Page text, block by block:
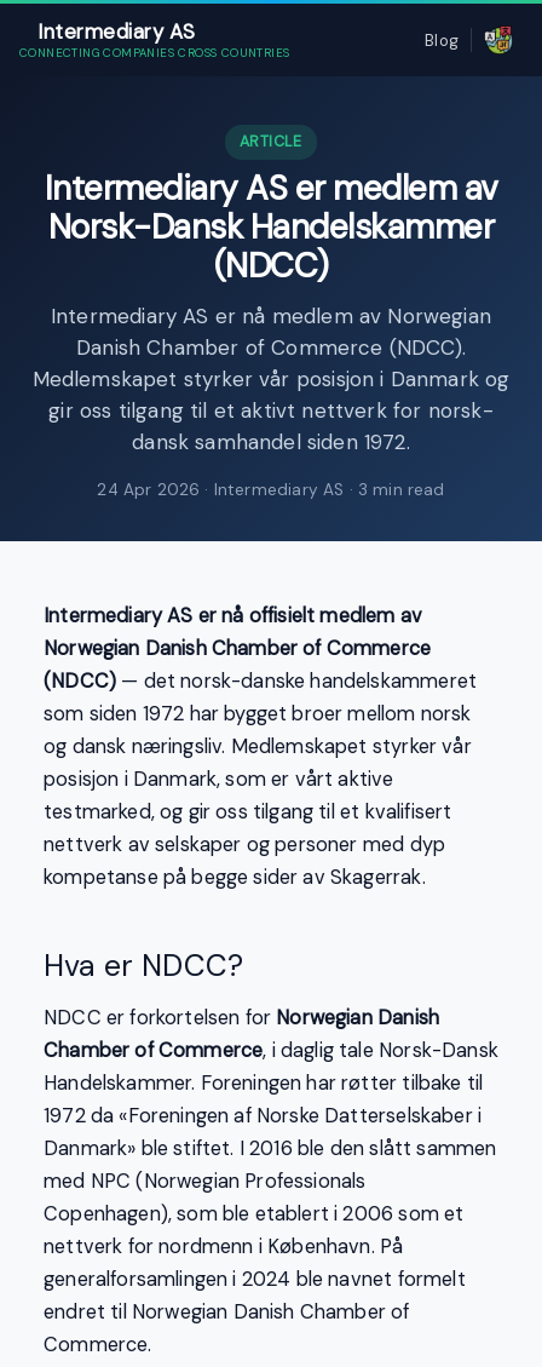
Intermediary AS
CONNECTING COMPANIES CROSS COUNTRIES
Blog
ARTICLE
Intermediary AS er medlem av
Norsk-Dansk Handelskammer
(NDCC)
Intermediary AS er nå medlem av Norwegian
Danish Chamber of Commerce (NDCC).
Medlemskapet styrker vår posisjon i Danmark og
gir oss tilgang til et aktivt nettverk for norsk-
dansk samhandel siden 1972.
24 Apr 2026 · Intermediary AS · 3 min read
Intermediary AS er nå offisielt medlem av
Norwegian Danish Chamber of Commerce
(NDCC) — det norsk-danske handelskammeret
som siden 1972 har bygget broer mellom norsk
og dansk næringsliv. Medlemskapet styrker vår
posisjon i Danmark, som er vårt aktive
testmarked, og gir oss tilgang til et kvalifisert
nettverk av selskaper og personer med dyp
kompetanse på begge sider av Skagerrak.
Hva er NDCC?
NDCC er forkortelsen for Norwegian Danish
Chamber of Commerce, i daglig tale Norsk-Dansk
Handelskammer. Foreningen har røtter tilbake til
1972 da «Foreningen af Norske Datterselskaber i
Danmark» ble stiftet. I 2016 ble den slått sammen
med NPC (Norwegian Professionals
Copenhagen), som ble etablert i 2006 som et
nettverk for nordmenn i København. På
generalforsamlingen i 2024 ble navnet formelt
endret til Norwegian Danish Chamber of
Commerce.